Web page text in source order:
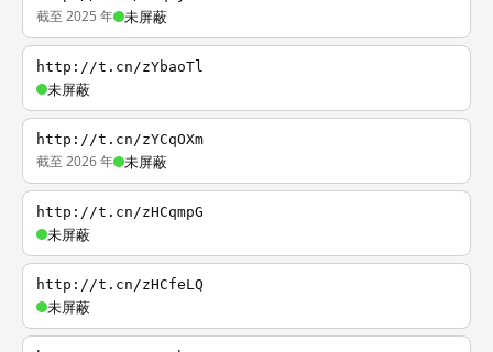
截至 2025 年 未屏蔽
http://t.cn/zYbaoTl
未屏蔽
http://t.cn/zYCqOXm
截至 2026 年 未屏蔽
http://t.cn/zHCqmpG
未屏蔽
http://t.cn/zHCfeLQ
未屏蔽